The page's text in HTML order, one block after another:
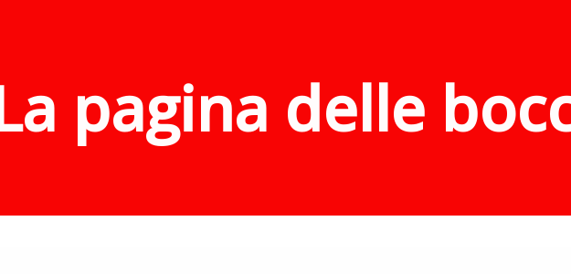
pagina delle